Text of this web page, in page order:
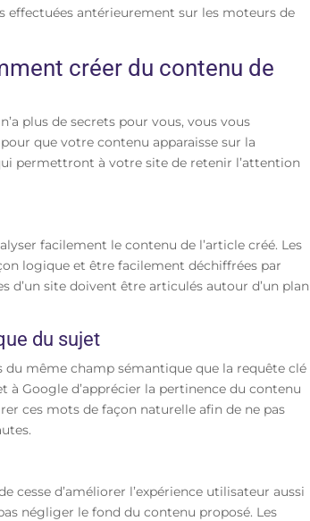
effectuées antérieurement sur les moteurs de
créer du contenu de
plus de secrets pour vous, vous vous
que votre contenu apparaisse sur la
permettront à votre site de retenir l’attention
facilement le contenu de l’article créé. Les
logique et être facilement déchiffrées par
d’un site doivent être articulés autour d’un plan
du sujet
même champ sémantique que la requête clé
Google d’apprécier la pertinence du contenu
ces mots de façon naturelle afin de ne pas
cesse d’améliorer l’expérience utilisateur aussi
négliger le fond du contenu proposé. Les